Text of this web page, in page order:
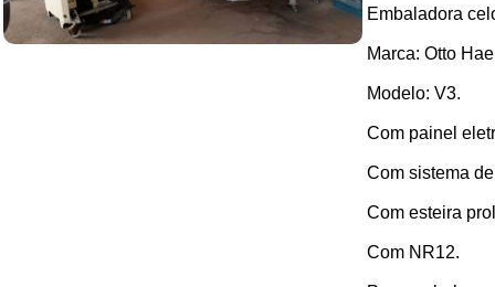
Embaladora
Marca: Otto
Modelo: V3.
Com painel
Com sistema
Com esteira
Com NR12.